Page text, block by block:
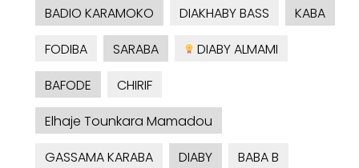
BADIO KARAMOKO
DIAKHABY BASS
KABA
FODIBA
SARABA
DIABY ALMAMI
BAFODE
CHIRIF
Elhaje Tounkara Mamadou
GASSAMA KARABA
DIABY
BABA B